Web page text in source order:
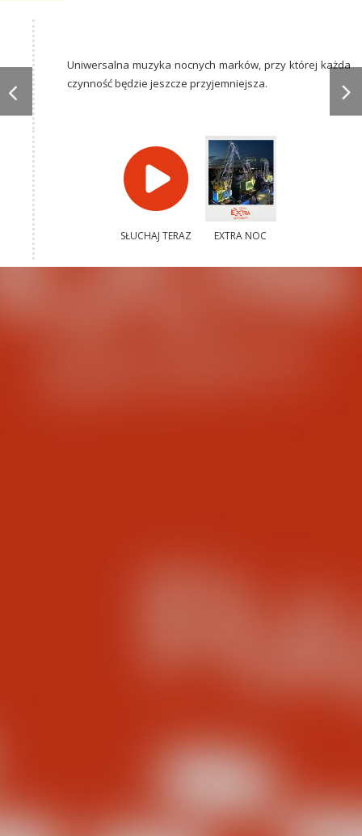
Uniwersalna muzyka nocnych marków, przy której każda
czynność będzie jeszcze przyjemniejsza.
SŁUCHAJ TERAZ EXTRA NOC